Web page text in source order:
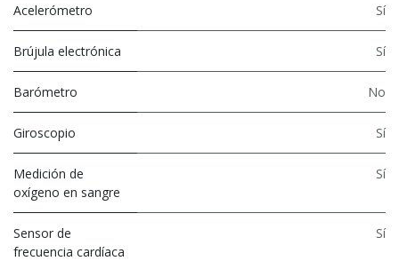
Acelerómetro Sí
Brújula electrónica Sí
Barómetro No
Giroscopio Sí
Medición de
oxígeno en sangre
Sí
Sensor de
frecuencia cardíaca
Sí